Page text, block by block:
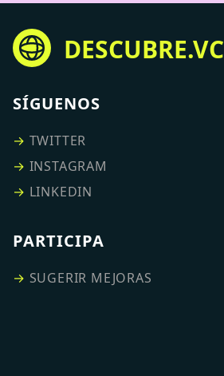
DESCUBRE.VC
SÍGUENOS
→ TWITTER
→ INSTAGRAM
→ LINKEDIN
PARTICIPA
→ SUGERIR MEJORAS